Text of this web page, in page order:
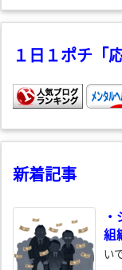
１日１ポチ「
新着記事
組
い